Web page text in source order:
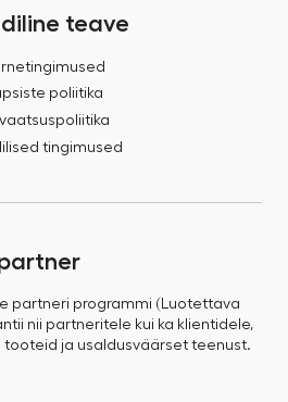
teave
poliitika
tingimused
partneri programmi (Luotettava
nii partneritele kui ka klientidele,
ja usaldusväärset teenust.